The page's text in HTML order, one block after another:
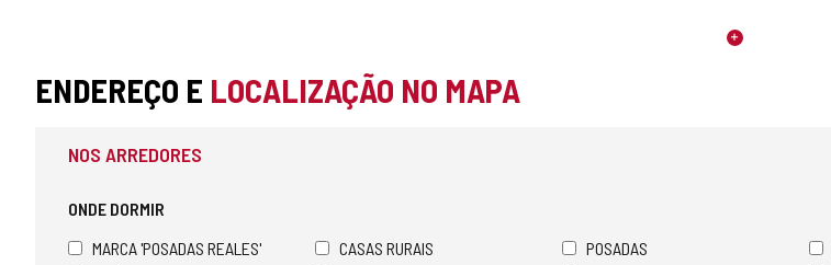
ENDEREÇO E LOCALIZAÇÃO NO MAPA
NOS ARREDORES
ONDE DORMIR
MARCA 'POSADAS REALES'
CASAS RURAIS POSADAS